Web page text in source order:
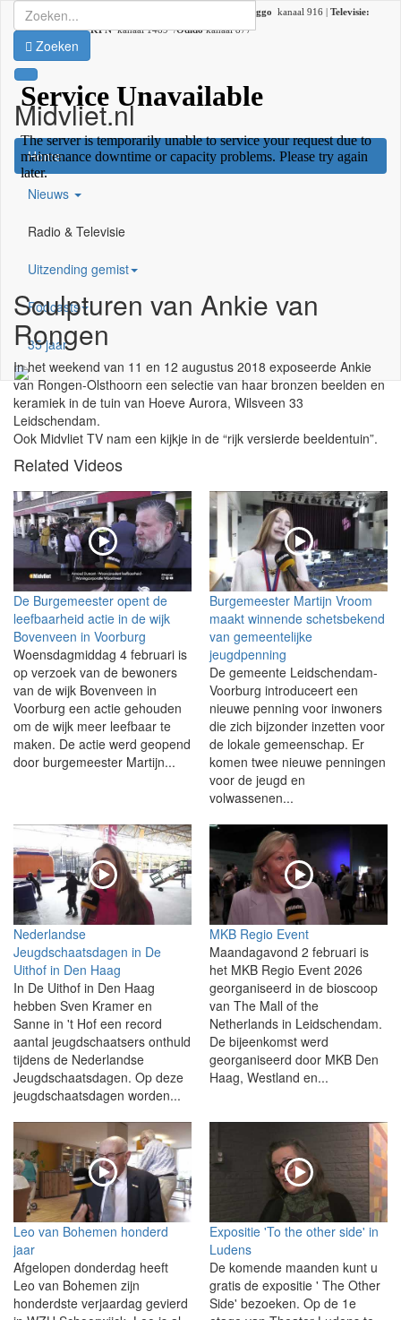
Radio:107.2 FM | Ziggo kanaal 916 | Televisie:
Ziggokanaal 41 /KPNkanaal 1489 /Odidokanaal 877
Midvliet.nl
×
Home
Nieuws
Radio & Televisie
Uitzending gemist
Podcasts
35 jaar
Zoeken
Sculpturen van Ankie van
Rongen
In het weekend van 11 en 12 augustus 2018 exposeerde Ankie
van Rongen-Olsthoorn een selectie van haar bronzen beelden en
keramiek in de tuin van Hoeve Aurora, Wilsveen 33
Leidschendam.
Ook Midvliet TV nam een kijkje in de “rijk versierde beeldentuin”.
Related Videos
De Burgemeester opent de
leefbaarheid actie in de wijk
Bovenveen in Voorburg
Woensdagmiddag 4 februari is
op verzoek van de bewoners
van de wijk Bovenveen in
Voorburg een actie gehouden
om de wijk meer leefbaar te
maken. De actie werd geopend
door burgemeester Martijn...
Burgemeester Martijn Vroom
maakt winnende schetsbekend
van gemeentelijke
jeugdpenning
De gemeente Leidschendam-
Voorburg introduceert een
nieuwe penning voor inwoners
die zich bijzonder inzetten voor
de lokale gemeenschap. Er
komen twee nieuwe penningen
voor de jeugd en
volwassenen...
Nederlandse
Jeugdschaatsdagen in De
Uithof in Den Haag
In De Uithof in Den Haag
hebben Sven Kramer en
Sanne in 't Hof een record
aantal jeugdschaatsers onthuld
tijdens de Nederlandse
Jeugdschaatsdagen. Op deze
jeugdschaatsdagen worden...
MKB Regio Event
Maandagavond 2 februari is
het MKB Regio Event 2026
georganiseerd in de bioscoop
van The Mall of the
Netherlands in Leidschendam.
De bijeenkomst werd
georganiseerd door MKB Den
Haag, Westland en...
Leo van Bohemen honderd
jaar
Afgelopen donderdag heeft
Leo van Bohemen zijn
honderdste verjaardag gevierd
Expositie 'To the other side' in
Ludens
De komende maanden kunt u
gratis de expositie ' The Other
Side' bezoeken. Op de 1e